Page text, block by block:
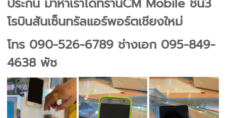
โรบินสันเซ็นทรัลแอร์พอร์ตเชียงใหม่
โทร 090-526-6789 ช่างเอก 095-849-
4638พัช